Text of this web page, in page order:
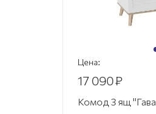
Цена:
17 090₽
Комод 3 ящ